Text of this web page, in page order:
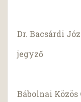
Dr. Bacsárdi
jegyző
Bábolnai